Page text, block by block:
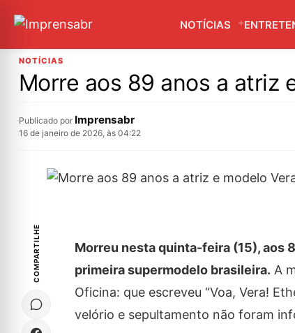
NOTÍCIAS
NOTÍCIAS
Morre aos 89 anos a atriz
Publicado por Imprensabr
16 de janeiro de 2026, às 04:22
COMPARTILHE
Morreu nesta quinta-feira (15), aos
primeira supermodelo brasileira. A
Oficina: que escreveu “Voa, Vera!
velório e sepultamento não foram